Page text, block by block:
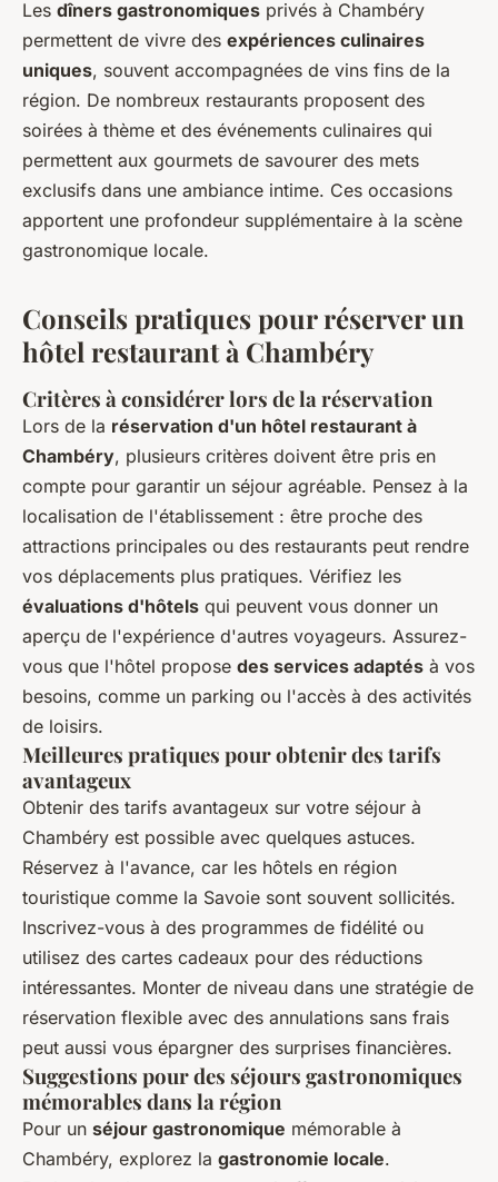
Les dîners gastronomiques privés à Chambéry
permettent de vivre des expériences culinaires
uniques, souvent accompagnées de vins fins de la
région. De nombreux restaurants proposent des
soirées à thème et des événements culinaires qui
permettent aux gourmets de savourer des mets
exclusifs dans une ambiance intime. Ces occasions
apportent une profondeur supplémentaire à la scène
gastronomique locale.
Conseils pratiques pour réserver un
hôtel restaurant à Chambéry
Critères à considérer lors de la réservation
Lors de la réservation d'un hôtel restaurant à
Chambéry, plusieurs critères doivent être pris en
compte pour garantir un séjour agréable. Pensez à la
localisation de l'établissement : être proche des
attractions principales ou des restaurants peut rendre
vos déplacements plus pratiques. Vérifiez les
évaluations d'hôtels qui peuvent vous donner un
aperçu de l'expérience d'autres voyageurs. Assurez-
vous que l'hôtel propose des services adaptés à vos
besoins, comme un parking ou l'accès à des activités
de loisirs.
Meilleures pratiques pour obtenir des tarifs
avantageux
Obtenir des tarifs avantageux sur votre séjour à
Chambéry est possible avec quelques astuces.
Réservez à l'avance, car les hôtels en région
touristique comme la Savoie sont souvent sollicités.
Inscrivez-vous à des programmes de fidélité ou
utilisez des cartes cadeaux pour des réductions
intéressantes. Monter de niveau dans une stratégie de
réservation flexible avec des annulations sans frais
peut aussi vous épargner des surprises financières.
Suggestions pour des séjours gastronomiques
mémorables dans la région
Pour un séjour gastronomique mémorable à
Chambéry, explorez la gastronomie locale.